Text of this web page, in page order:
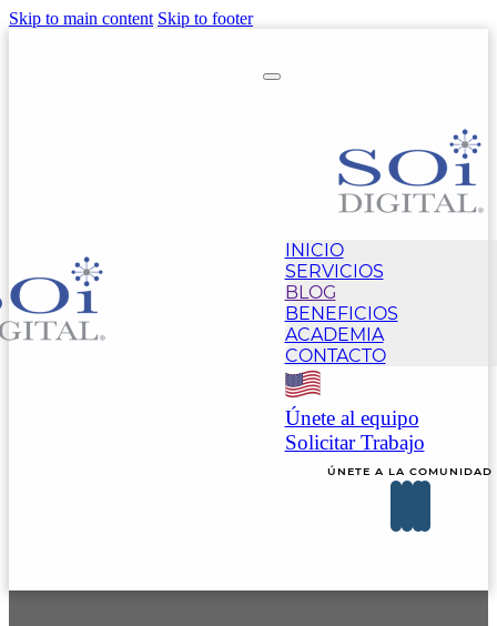
Skip to main content Skip to footer
INICIO
SERVICIOS
BLOG
BENEFICIOS
ACADEMIA
CONTACTO
Únete al equipo
Solicitar Trabajo
ÚNETE A LA COMUNIDAD